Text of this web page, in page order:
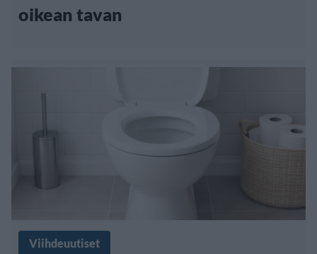
oikean tavan
Viihdeuutiset